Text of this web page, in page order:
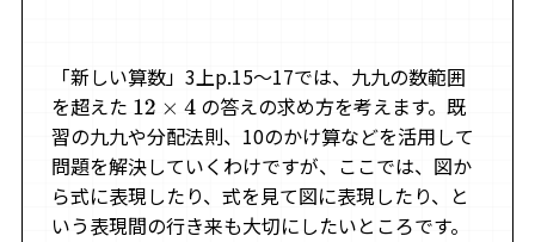
「新しい算数」3上p.15～17では、九九の数範囲
を超えた 12×4
の答えの求め方を考えます。既
習の九九や分配法則、10のかけ算などを活用して
問題を解決していくわけですが、ここでは、図か
ら式に表現したり、式を見て図に表現したり、と
いう表現間の行き来も大切にしたいところです。